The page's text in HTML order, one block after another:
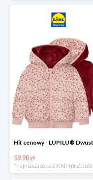
59.90 zł